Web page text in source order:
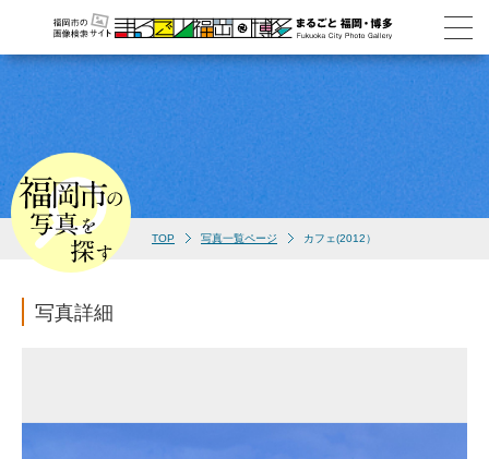
TOP 写真一覧ページ カフェ(2012）
写真詳細